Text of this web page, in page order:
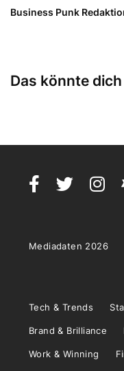
Business Punk
Das könnte
Mediadaten 2026
Tech & Trends
Brand & Brilliance
Work & Winning